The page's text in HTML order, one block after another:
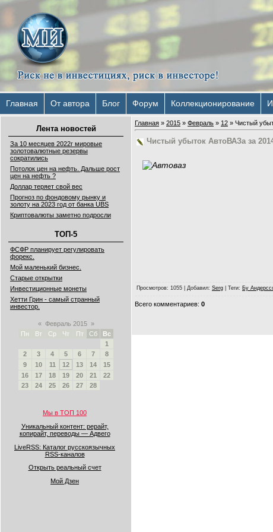
Главная От автора Блог Форум Коллекционирование
Лента новостей
За 10 месяцев 2022г мировые
золотовалютные резервы
сократились
Потолок цен на нефть. Дальше рост
цен на нефть ?
Доллар теряет свой вес
Прогноз по фондовому рынку и
золоту на 2023 год от банка UBS
Криптовалюты заметно подросли
ТОП-5
ФСФР планирует регулировать
форекс.
Мой маленький бизнес.
Старые открытки
Инвестиционные монеты
Хетти Грин - самый странный
инвестор.
« Февраль 2015 »
Пн
Вт Ср Чт Пт Сб
Вс
1
2
3 4 5 6 7
8
9
10 11 12 13 14
15
16
17 18 19 20 21
22
23
24 25 26 27 28
Мы в ТОП 100
Уникальный контент: рерайт,
копирайт, переводы — Адвего
LiveRSS: Каталог русскоязычных
RSS-каналов
Открыть реальный счет
Мой Дзен
Главная » 2015 » Февраль » 12 » Чистый
Чистый убыток АвтоВАЗа за
Просмотров: 1055 | Добавил: Serg Теги: Бу
Всего комментариев: 0